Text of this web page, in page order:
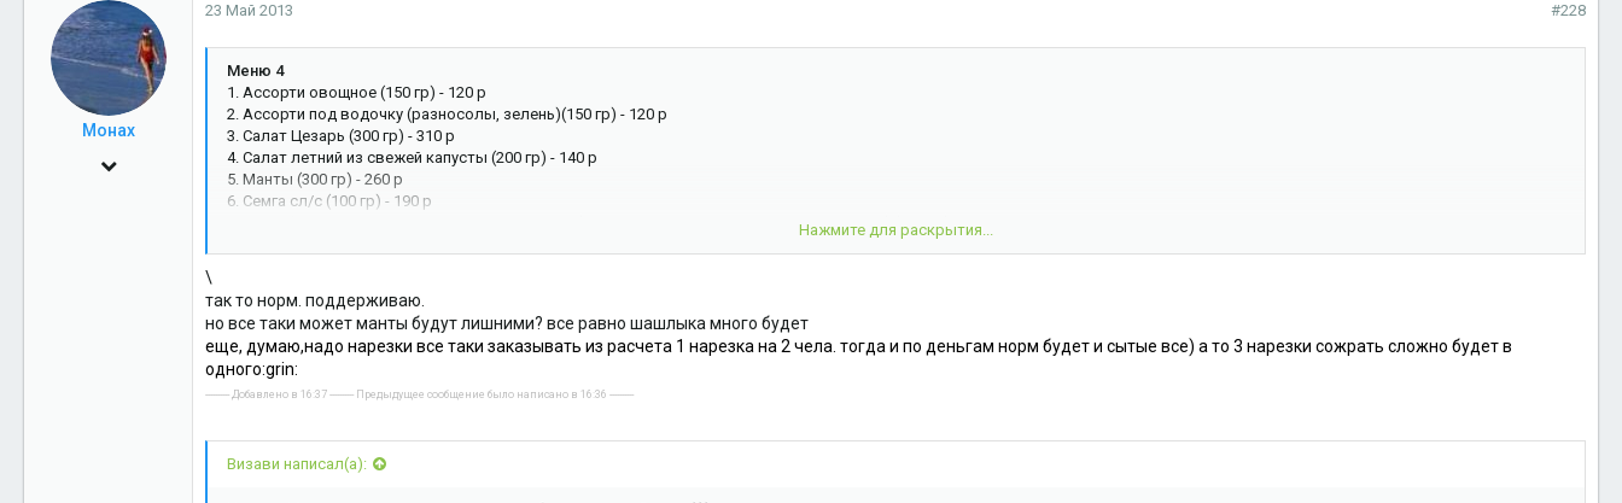
Монах
21 Фев 2011
23 Май 2013 #228
Меню 4
1. Ассорти овощное (150 гр) - 120 р
2. Ассорти под водочку (разносолы, зелень)(150 гр) - 120 р
3. Салат Цезарь (300 гр) - 310 р
4. Салат летний из свежей капусты (200 гр) - 140 р
5. Манты (300 гр) - 260 р
6. Семга сл/с (100 гр) - 190 р
7. Картофель жаренный на шкварках с лучком (так сытнее, чем варенный, сидеть долго) (200 гр) - 140 р
8. Ассорти мясное ( (Язык отварной, буженина по-домашнему, оленина сырокопченая, зелень) (100 гр) - 200 р
Итого на человека 1660 рублей
Нажмите для раскрытия...
\
так то норм. поддерживаю.
но все таки может манты будут лишними? все равно шашлыка много будет
еще, думаю,надо нарезки все таки заказывать из расчета 1 нарезка на 2 чела. тогда и по деньгам норм будет и сытые все) а то 3 нарезки сожрать сложно будет в
одного:grin:
---------- Добавлено в 16:37 ---------- Предыдущее сообщение было написано в 16:36 ----------
Визави написал(а):